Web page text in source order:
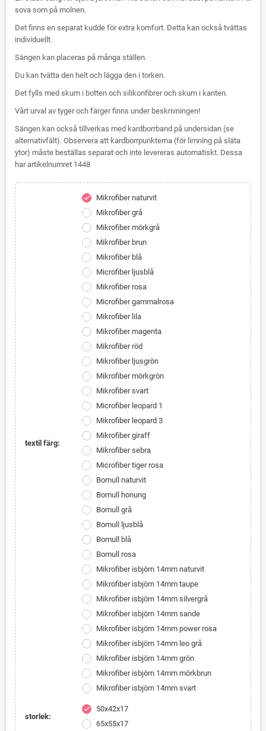
sova som på molnen.
Det finns en separat kudde för extra komfort. Detta kan också tvättas
individuellt.
Sängen kan placeras på många ställen.
Du kan tvätta den helt och lägga den i torken.
Det fylls med skum i botten och silikonfibrer och skum i kanten.
Vårt urval av tyger och färger finns under beskrivningen!
Sängen kan också tillverkas med kardborrband på undersidan (se
alternativfält). Observera att kardborrpunkterna (för limning på släta
ytor) måste beställas separat och inte levereras automatiskt. Dessa
har artikelnumret 1448
textil färg:
check
Mikrofiber naturvit
Mikrofiber grå
Mikrofiber mörkgrå
Mikrofiber brun
Mikrofiber blå
Microfiber ljusblå
Mikrofiber rosa
Microfiber gammalrosa
Mikrofiber lila
Mikrofiber magenta
Mikrofiber röd
Mikrofiber ljusgrön
Mikrofiber mörkgrön
Mikrofiber svart
Microfiber leopard 1
Mikrofiber leopard 3
Mikrofiber giraff
Mikrofiber sebra
Microfiber tiger rosa
Bomull naturvit
Bomull honung
Bomull grå
Bomull ljusblå
Bomull blå
Bomull rosa
Mikrofiber isbjörn 14mm naturvit
Mikrofiber isbjörn 14mm taupe
Mikrofiber isbjörn 14mm silvergrå
Mikrofiber isbjörn 14mm sande
Mikrofiber isbjörn 14mm power rosa
Mikrofiber isbjörn 14mm leo grå
Mikrofiber isbjörn 14mm grön
Mikrofiber isbjörn 14mm mörkbrun
Mikrofiber isbjörn 14mm svart
storlek:
check
50x42x17
65x55x17